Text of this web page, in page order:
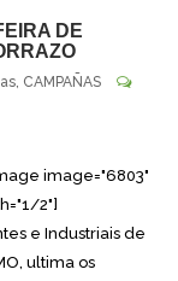
DE
, CAMPAÑAS
image="6803"
2"]
e Industriais de
ultima os